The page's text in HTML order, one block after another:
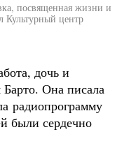
посвященная жизни и
Культурный центр
дочь и
Она писала
радиопрограмму
были сердечно